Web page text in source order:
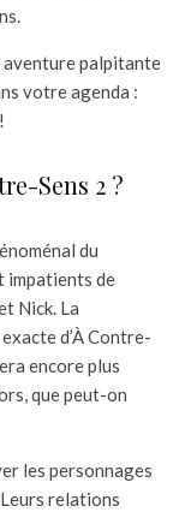
aventure palpitante
votre agenda :
Sens 2 ?
du
impatients de
Nick. La
d’À Contre-
encore plus
que peut-on
les personnages
relations